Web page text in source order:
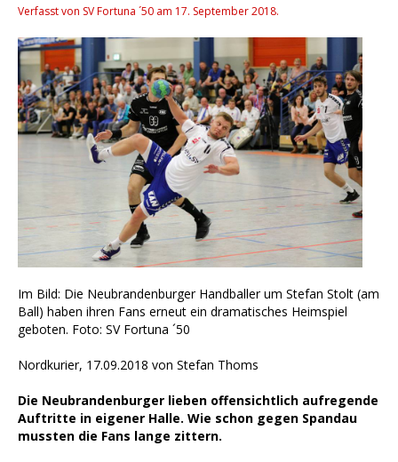
Verfasst von SV Fortuna ´50 am 17. September 2018.
Im Bild: Die Neubrandenburger Handballer um Stefan Stolt (am
Ball) haben ihren Fans erneut ein dramatisches Heimspiel
geboten. Foto: SV Fortuna ´50
Nordkurier, 17.09.2018 von Stefan Thoms
Die Neubrandenburger lieben offensichtlich aufregende
Auftritte in eigener Halle. Wie schon gegen Spandau
mussten die Fans lange zittern.